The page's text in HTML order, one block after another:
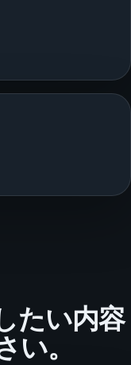
たい内容
い。